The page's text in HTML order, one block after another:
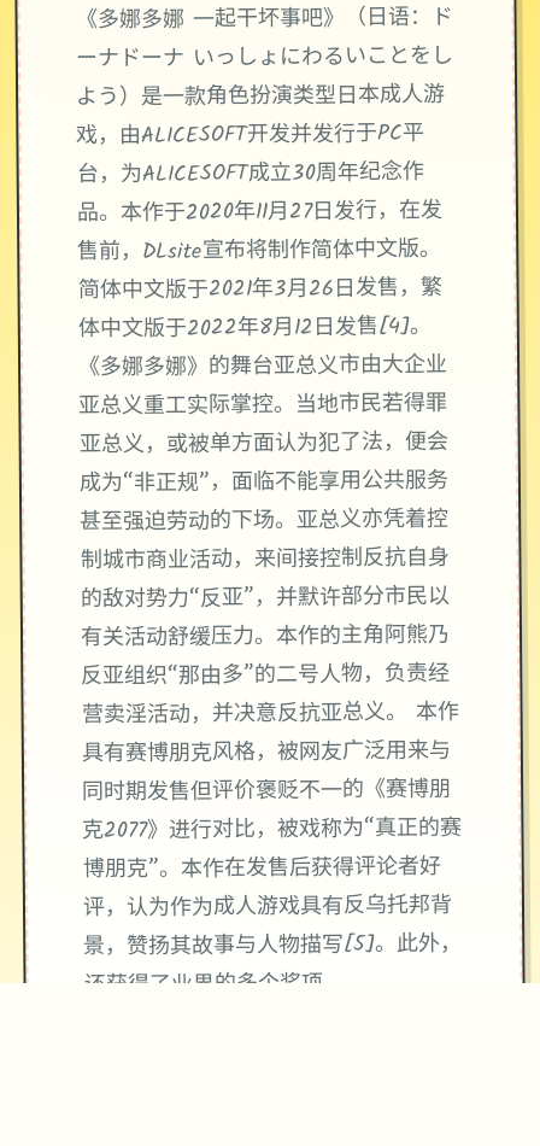
《多娜多娜 一起干坏事吧》（日语：ド
ーナドーナ いっしょにわるいことをし
よう）是一款角色扮演类型日本成人游
戏，由ALICESOFT开发并发行于PC平
台，为ALICESOFT成立30周年纪念作
品。本作于2020年11月27日发行，在发
售前，DLsite宣布将制作简体中文版。
简体中文版于2021年3月26日发售，繁
体中文版于2022年8月12日发售[4]。
《多娜多娜》的舞台亚总义市由大企业
亚总义重工实际掌控。当地市民若得罪
亚总义，或被单方面认为犯了法，便会
成为“非正规”，面临不能享用公共服务
甚至强迫劳动的下场。亚总义亦凭着控
制城市商业活动，来间接控制反抗自身
的敌对势力“反亚”，并默许部分市民以
有关活动舒缓压力。本作的主角阿熊乃
反亚组织“那由多”的二号人物，负责经
营卖淫活动，并决意反抗亚总义。 本作
具有赛博朋克风格，被网友广泛用来与
同时期发售但评价褒贬不一的《赛博朋
克2077》进行对比，被戏称为“真正的赛
博朋克”。本作在发售后获得评论者好
评，认为作为成人游戏具有反乌托邦背
景，赞扬其故事与人物描写[5]。此外，
还获得了业界的多个奖项。